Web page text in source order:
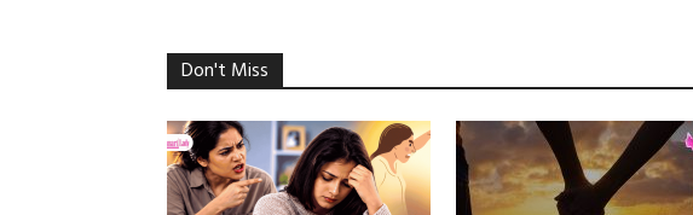
Don't Miss